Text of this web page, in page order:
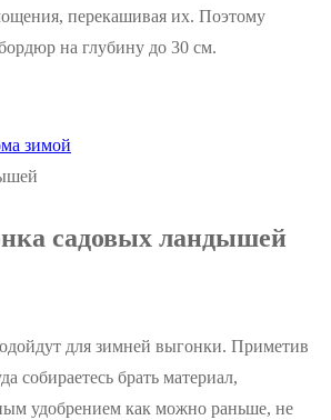
перекашивая их. Поэтому
на глубину до 30 см.
садовых ландышей
для зимней выгонки. Приметив
собираетесь брать материал,
удобрением как можно раньше, не